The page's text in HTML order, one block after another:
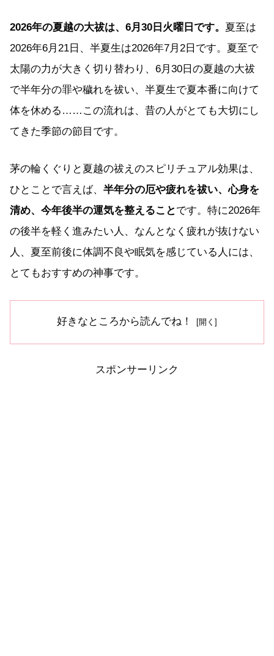
2026年の夏越の大祓は、6月30日火曜日です。 夏至は
2026年6月21日、半夏生は2026年7月2日です。夏至で
太陽の力が大きく切り替わり、6月30日の夏越の大祓
で半年分の罪や穢れを祓い、半夏生で夏本番に向けて
体を休める……この流れは、昔の人がとても大切にし
てきた季節の節目です。
茅の輪くぐりと夏越の祓えのスピリチュアル効果は、
ひとことで言えば、 半年分の厄や疲れを祓い、心身を
清め、今年後半の運気を整えることです。特に2026年
の後半を軽く進みたい人、なんとなく疲れが抜けない
人、夏至前後に体調不良や眠気を感じている人には、
とてもおすすめの神事です。
好きなところから読んでね！
スポンサーリンク